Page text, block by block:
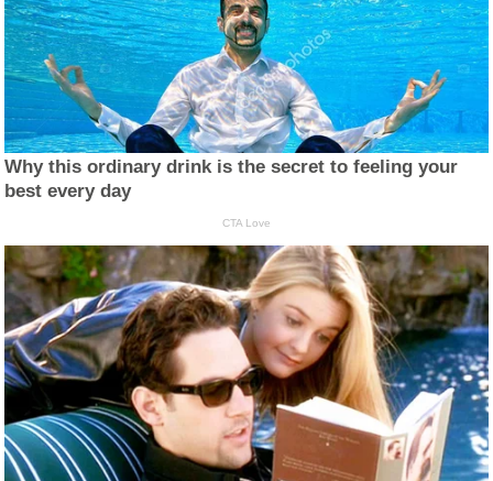
Why this ordinary drink is the secret to feeling your
best every day
CTA Love